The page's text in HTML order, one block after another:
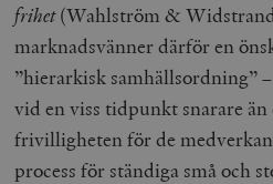
frihet(Wahlström &
marknadsvänner därför en
”hierarkisk samhällsordning”
vid en viss tidpunkt snarare
frivilligheten för de
process för ständiga små och